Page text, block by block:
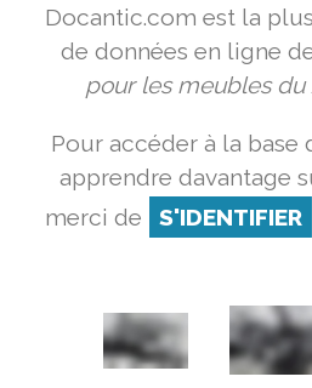
Docantic.com est la
de données en ligne
pour les meubles du
Pour accéder à la base
apprendre davantage
merci de
S'IDENTIFIER